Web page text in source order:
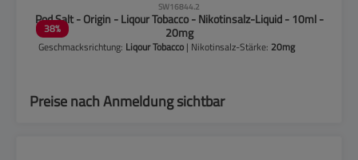
38%
SW16844.2
Pod Salt - Origin - Liqour Tobacco - Nikotinsalz-Liquid - 10ml -
20mg
Geschmacksrichtung: Liqour Tobacco | Nikotinsalz-Stärke: 20mg
Preise nach Anmeldung sichtbar